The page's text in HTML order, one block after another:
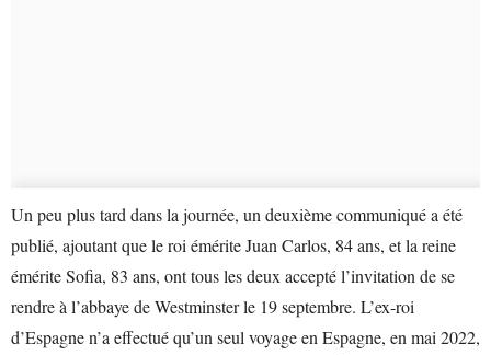
Un peu plus tard dans la journée, un deuxième communiqué a été
publié, ajoutant que le roi émérite Juan Carlos, 84 ans, et la reine
émérite Sofia, 83 ans, ont tous les deux accepté l’invitation de se
rendre à l’abbaye de Westminster le 19 septembre. L’ex-roi
d’Espagne n’a effectué qu’un seul voyage en Espagne, en mai 2022,